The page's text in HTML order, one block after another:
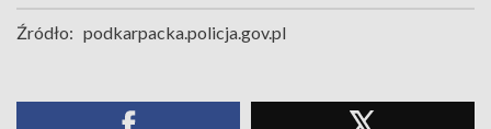
Źródło: podkarpacka.policja.gov.pl